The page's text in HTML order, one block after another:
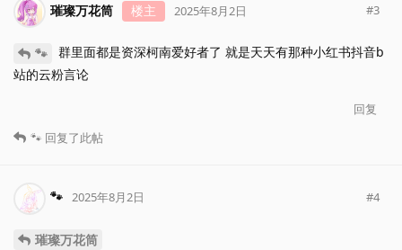
璀璨万花筒 楼主 2025年8月2日 #3
🐾
群里面都是资深柯南爱好者了 就是天天有那种小红书抖音b
站的云粉言论
回复
🐾 回复了此帖
🐾 2025年8月2日 #4
璀璨万花筒